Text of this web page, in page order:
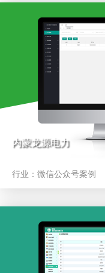
内蒙龙源电力
行业： 微信公众号案例